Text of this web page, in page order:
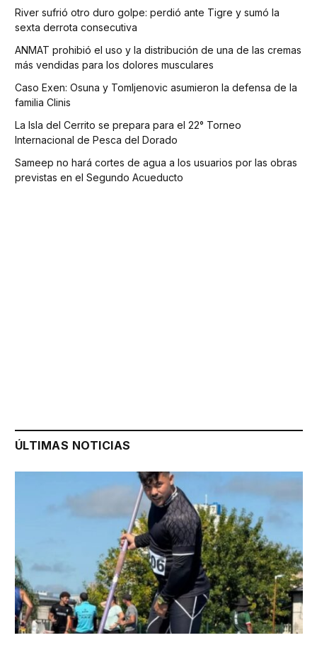
River sufrió otro duro golpe: perdió ante Tigre y sumó la
sexta derrota consecutiva
ANMAT prohibió el uso y la distribución de una de las cremas
más vendidas para los dolores musculares
Caso Exen: Osuna y Tomljenovic asumieron la defensa de la
familia Clinis
La Isla del Cerrito se prepara para el 22° Torneo
Internacional de Pesca del Dorado
Sameep no hará cortes de agua a los usuarios por las obras
previstas en el Segundo Acueducto
ÚLTIMAS NOTICIAS